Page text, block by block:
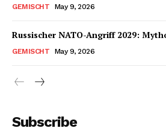
GEMISCHT May 9, 2026
Russischer NATO-Angriff 2029:
GEMISCHT May 9, 2026
Subscribe